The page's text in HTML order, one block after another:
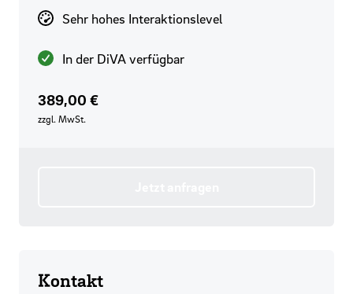
Interaktionslevel
Sehr hohes Interaktionslevel
Verfügbarkeit
In der DiVA verfügbar
Preis
389,00 €
zzgl. MwSt.
Kontakt